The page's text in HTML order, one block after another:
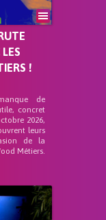
!
de
concret
2026,
leurs
de la
Métiers.